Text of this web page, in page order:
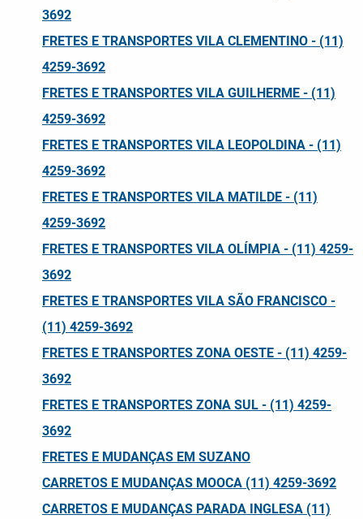
3692
FRETES E TRANSPORTES VILA CLEMENTINO - (11)
4259-3692
FRETES E TRANSPORTES VILA GUILHERME - (11)
4259-3692
FRETES E TRANSPORTES VILA LEOPOLDINA - (11)
4259-3692
FRETES E TRANSPORTES VILA MATILDE - (11)
4259-3692
FRETES E TRANSPORTES VILA OLÍMPIA - (11) 4259-
3692
FRETES E TRANSPORTES VILA SÃO FRANCISCO -
(11) 4259-3692
FRETES E TRANSPORTES ZONA OESTE - (11) 4259-
3692
FRETES E TRANSPORTES ZONA SUL - (11) 4259-
3692
FRETES E MUDANÇAS EM SUZANO
CARRETOS E MUDANÇAS MOOCA (11) 4259-3692
CARRETOS E MUDANÇAS PARADA INGLESA (11)